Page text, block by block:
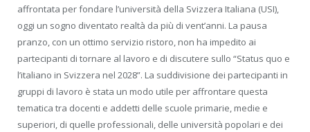
affrontata per fondare l’università della Svizzera Italiana (USI),
oggi un sogno diventato realtà da più di vent’anni. La pausa
pranzo, con un ottimo servizio ristoro, non ha impedito ai
partecipanti di tornare al lavoro e di discutere sullo “Status quo e
l’italiano in Svizzera nel 2028”. La suddivisione dei partecipanti in
gruppi di lavoro è stata un modo utile per affrontare questa
tematica tra docenti e addetti delle scuole primarie, medie e
superiori, di quelle professionali, delle università popolari e dei